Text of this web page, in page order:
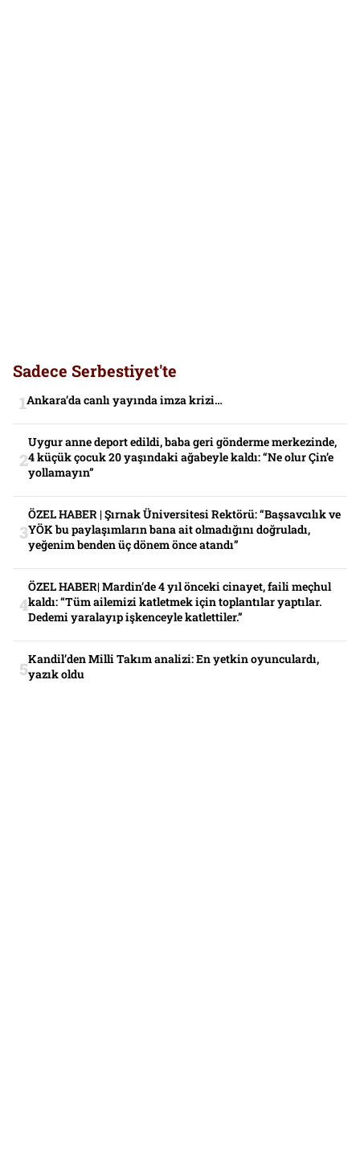
Sadece Serbestiyet'te
Ankara’da canlı yayında imza krizi…
Uygur anne deport edildi, baba geri gönderme merkezinde,
4 küçük çocuk 20 yaşındaki ağabeyle kaldı: “Ne olur Çin’e
yollamayın”
ÖZEL HABER | Şırnak Üniversitesi Rektörü: “Başsavcılık ve
YÖK bu paylaşımların bana ait olmadığını doğruladı,
yeğenim benden üç dönem önce atandı”
ÖZEL HABER| Mardin’de 4 yıl önceki cinayet, faili meçhul
kaldı: “Tüm ailemizi katletmek için toplantılar yaptılar.
Dedemi yaralayıp işkenceyle katlettiler.”
Kandil’den Milli Takım analizi: En yetkin oyunculardı,
yazık oldu